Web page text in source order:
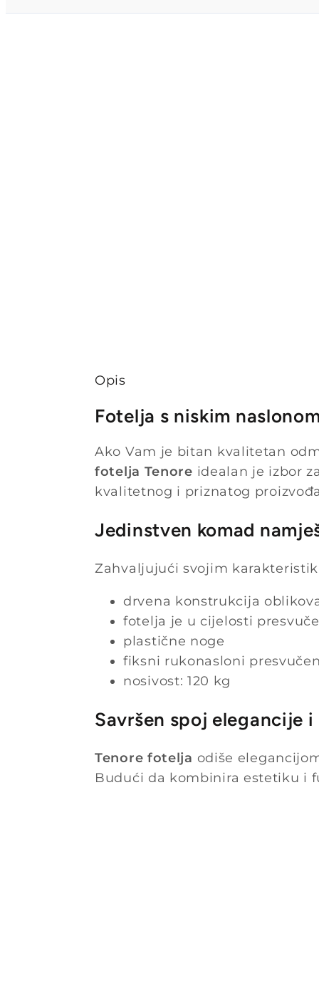
Opis
Fotelja s niskim
Ako Vam je bitan kvalitetan
fotelja Tenore idealan je izbor
kvalitetnog i priznatog
Jedinstven komad
Zahvaljujući svojim
drvena konstrukcija
fotelja je u cijelosti
plastične noge
fiksni rukonasloni
nosivost: 120 kg
Savršen spoj elegancije
Tenore fotelja odiše
Budući da kombinira estetiku i